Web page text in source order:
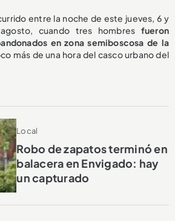
entre la noche de este jueves, 6 y
cuando tres hombres fueron
en zona semiboscosa de la
más de una hora del casco urbano del
Local
Robo de zapatos terminó en
balacera en Envigado: hay
un capturado